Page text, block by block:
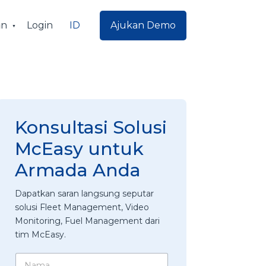
Login ID Ajukan Demo
Konsultasi Solusi
McEasy untuk
Armada Anda
Dapatkan saran langsung seputar
solusi Fleet Management, Video
Monitoring, Fuel Management dari
tim McEasy.
N